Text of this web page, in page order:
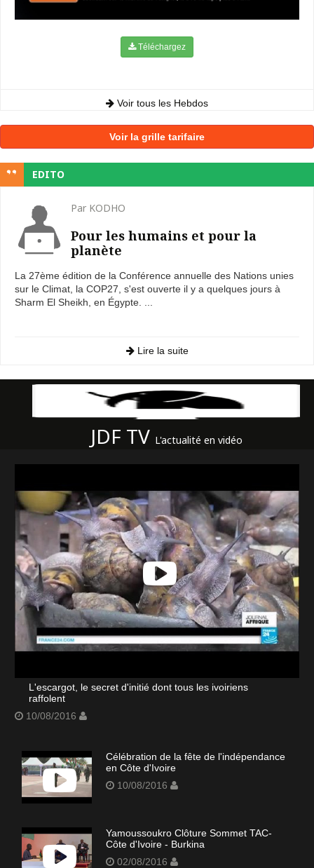
Téléchargez
Voir tous les Hebdos
Voir la grille tarifaire
EDITO
Par KODHO
Pour les humains et pour la
planète
La 27ème édition de la Conférence annuelle des Nations unies
sur le Climat, la COP27, s'est ouverte il y a quelques jours à
Sharm El Sheikh, en Égypte. ...
Lire la suite
JDF TV L'actualité en vidéo
L'escargot, le secret d'initié dont tous les ivoiriens
raffolent
10/08/2016
Célébration de la fête de l'indépendance
en Côte d'Ivoire
10/08/2016
Yamoussoukro Clôture Sommet TAC-
Côte d'Ivoire - Burkina
02/08/2016